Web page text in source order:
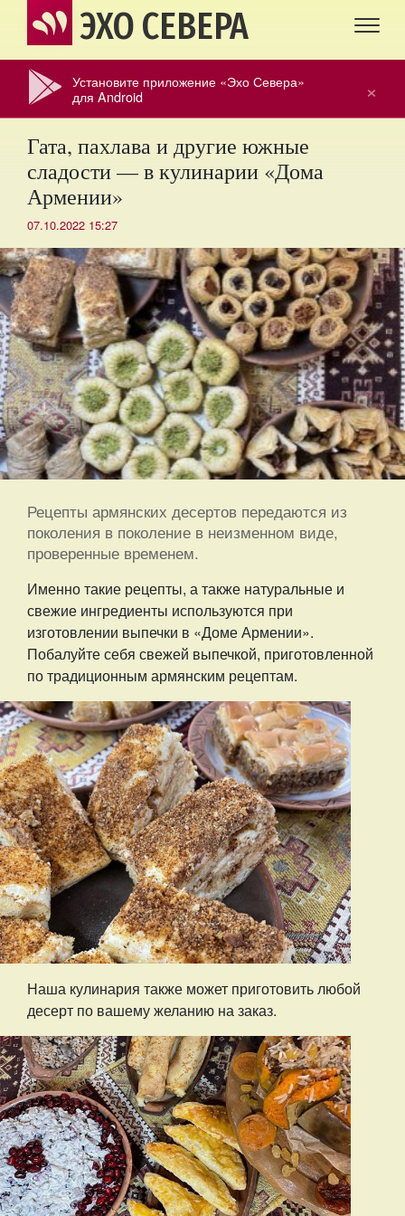
ЭХО СЕВЕРА
×
Установите приложение «Эхо Севера»
для Android
Гата, пахлава и другие южные
сладости — в кулинарии «Дома
Армении»
07.10.2022 15:27
Рецепты армянских десертов передаются из
поколения в поколение в неизменном виде,
проверенные временем.
Именно такие рецепты, а также натуральные и
свежие ингредиенты используются при
изготовлении выпечки в «Доме Армении».
Побалуйте себя свежей выпечкой, приготовленной
по традиционным армянским рецептам.
Наша кулинария также может приготовить любой
десерт по вашему желанию на заказ.